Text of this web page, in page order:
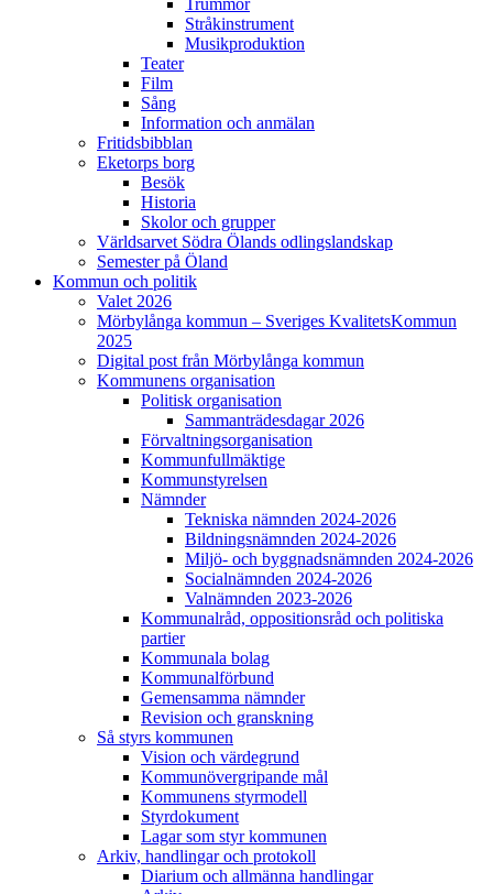
Trummor
Stråkinstrument
Musikproduktion
Teater
Film
Sång
Information och anmälan
Fritidsbibblan
Eketorps borg
Besök
Historia
Skolor och grupper
Världsarvet Södra Ölands odlingslandskap
Semester på Öland
Kommun och politik
Valet 2026
Mörbylånga kommun – Sveriges KvalitetsKommun
2025
Digital post från Mörbylånga kommun
Kommunens organisation
Politisk organisation
Sammanträdesdagar 2026
Förvaltningsorganisation
Kommunfullmäktige
Kommunstyrelsen
Nämnder
Tekniska nämnden 2024-2026
Bildningsnämnden 2024-2026
Miljö- och byggnadsnämnden 2024-2026
Socialnämnden 2024-2026
Valnämnden 2023-2026
Kommunalråd, oppositionsråd och politiska
partier
Kommunala bolag
Kommunalförbund
Gemensamma nämnder
Revision och granskning
Så styrs kommunen
Vision och värdegrund
Kommunövergripande mål
Kommunens styrmodell
Styrdokument
Lagar som styr kommunen
Arkiv, handlingar och protokoll
Diarium och allmänna handlingar